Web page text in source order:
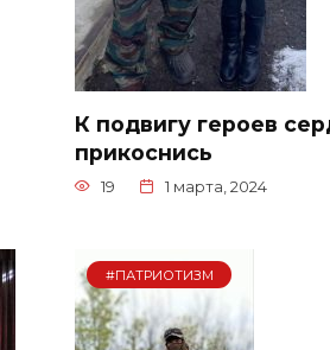
К подвигу героев
прикоснись
19 1 марта, 2024
#ПАТРИОТИЗМ